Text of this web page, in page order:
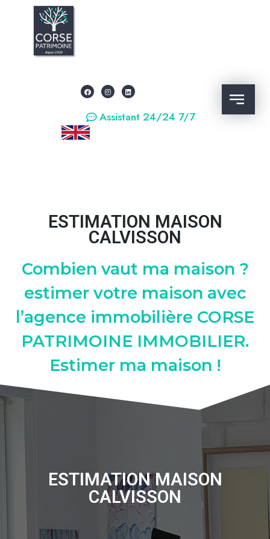
Assistant 24/24 7/7
ESTIMATION MAISON
CALVISSON
Combien vaut ma maison ?
estimer votre maison avec
l’agence immobilière CORSE
PATRIMOINE IMMOBILIER.
Estimer ma maison !
ESTIMATION MAISON
CALVISSON